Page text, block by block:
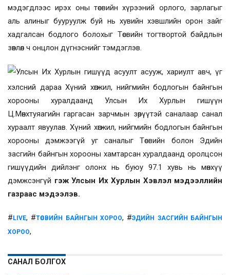
мэдэгдлээс ирэх оны төсвийн хүрээний орлого, зарлагыг
аль алиныг бууруулж буй нь хувийн хэвшлийн орон зайг
хадгалсан бодлого болохыг Төсвийн тогтвортой байдлын
зөвлөл ч онцлон дүгнэснийг тэмдэглэв.
Улсын Их Хурлын гишүүд асуулт асууж, хариулт авч, үг
хэлсний дараа Хүний хөгжил, нийгмийн бодлогын байнгын
хорооны хуралдаанд Улсын Их Хурлын гишүүн
Ц.Мөнхтуяагийн гаргасан зарчмын зөрүүтэй саналаар санал
хураалт явуулав. Хүний хөгжил, нийгмийн бодлогын байнгын
хорооны дэмжээгүй уг саналыг Төсвийн болон Эдийн
засгийн байнгын хорооны хамтарсан хуралдаанд оролцсон
гишүүдийн дийлэнг олонх нь буюу 97.1 хувь нь мөнхүү
дэмжсэнгүй гэж Улсын Их Хурлын Хэвлэл мэдээллийн
газраас мэдээлэв.
# LIVE, #ТӨСВИЙН БАЙНГЫН ХОРОО, #ЭДИЙН ЗАСГИЙН БАЙНГЫН
ХОРОО,
САНАЛ БОЛГОХ